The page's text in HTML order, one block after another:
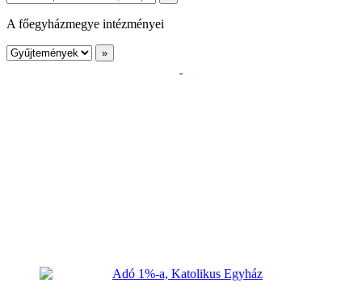
A főegyházmegye intézményei